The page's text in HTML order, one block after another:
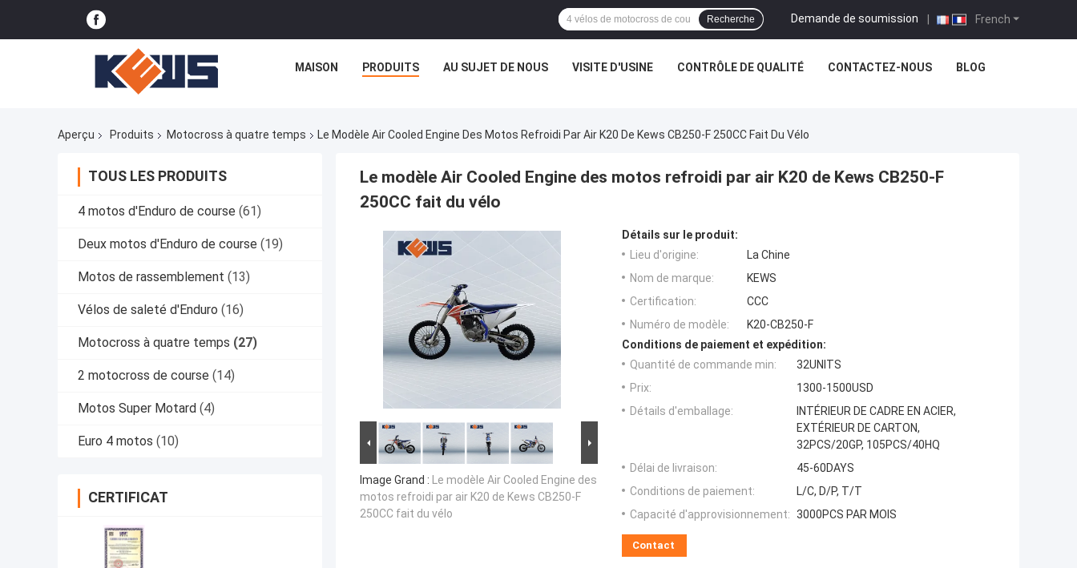
French
Demande de soumission |
Recherche
MAISON PRODUITS AU SUJET DE NOUS VISITE D'USINE CONTRÔLE DE QUALITÉ CONTACTEZ-NOUS BLOG
Aperçu Produits Motocross à quatre temps Le Modèle Air Cooled Engine Des Motos Refroidi Par Air K20 De Kews CB250-F 250CC Fait Du Vélo
TOUS LES PRODUITS
4 motos d'Enduro de course (61)
Deux motos d'Enduro de course (19)
Motos de rassemblement (13)
Vélos de saleté d'Enduro (16)
Motocross à quatre temps (27)
2 motocross de course (14)
Motos Super Motard (4)
Euro 4 motos (10)
CERTIFICAT
Le modèle Air Cooled Engine des motos refroidi par air K20 de Kews CB250-F
250CC fait du vélo
Image Grand : Le modèle Air Cooled Engine des
motos refroidi par air K20 de Kews CB250-F
250CC fait du vélo
Détails sur le produit:
Lieu d'origine:
La Chine
Nom de marque:
KEWS
Certification:
CCC
Numéro de modèle:
K20-CB250-F
Conditions de paiement et expédition:
Quantité de commande min:
32UNITS
Prix:
1300-1500USD
Détails d'emballage:
INTÉRIEUR DE CADRE EN ACIER,
EXTÉRIEUR DE CARTON,
32PCS/20GP, 105PCS/40HQ
Délai de livraison:
45-60DAYS
Conditions de paiement:
L/C, D/P, T/T
Capacité d'approvisionnement: 3000PCS PAR MOIS
Contact